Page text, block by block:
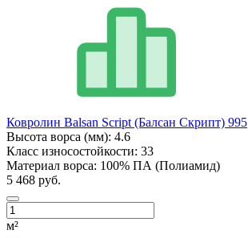
Ковролин Balsan Script (Балсан Скрипт) 995
Высота ворса (мм): 4.6
Класс износостойкости: 33
Материал ворса: 100% ПА (Полиамид)
5 468 руб.
м²